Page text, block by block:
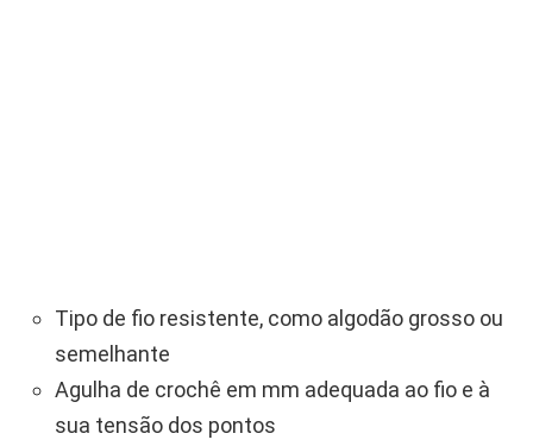
Tipo de fio resistente, como algodão grosso ou
semelhante
Agulha de crochê em mm adequada ao fio e à
sua tensão dos pontos